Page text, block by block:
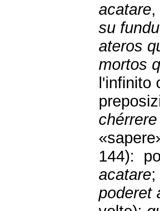
acatare,
su fundu
ateros
mortos
l'infinito
chérrere
144):
acatare
poderet